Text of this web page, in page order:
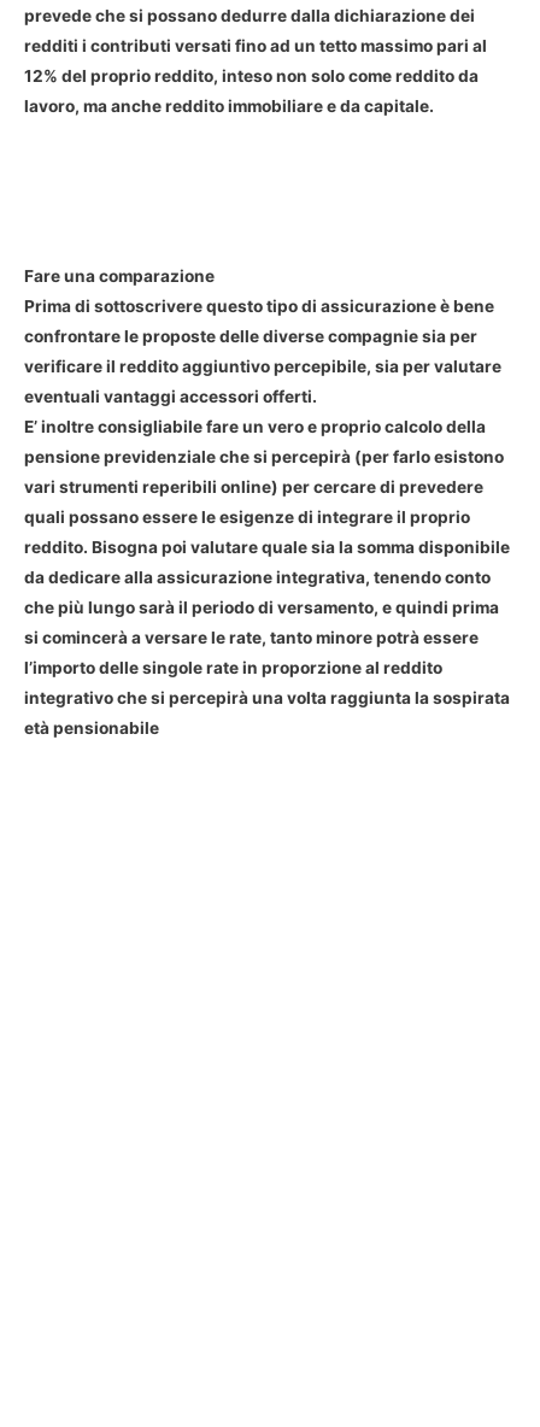
prevede che si possano dedurre dalla dichiarazione dei
redditi i contributi versati fino ad un tetto massimo pari al
12% del proprio reddito, inteso non solo come reddito da
lavoro, ma anche reddito immobiliare e da capitale.
Fare una comparazione
Prima di sottoscrivere questo tipo di assicurazione è bene
confrontare le proposte delle diverse compagnie sia per
verificare il reddito aggiuntivo percepibile, sia per valutare
eventuali vantaggi accessori offerti.
E’ inoltre consigliabile fare un vero e proprio calcolo della
pensione previdenziale che si percepirà (per farlo esistono
vari strumenti reperibili online) per cercare di prevedere
quali possano essere le esigenze di integrare il proprio
reddito. Bisogna poi valutare quale sia la somma disponibile
da dedicare alla assicurazione integrativa, tenendo conto
che più lungo sarà il periodo di versamento, e quindi prima
si comincerà a versare le rate, tanto minore potrà essere
l’importo delle singole rate in proporzione al reddito
integrativo che si percepirà una volta raggiunta la sospirata
età pensionabile